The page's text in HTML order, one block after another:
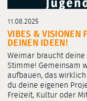
11.08.2025
VIBES & VISIONEN
DEINEN IDEEN!
Weimar braucht
Stimme! Gemeinsam
aufbauen, das
du deine eigenen
Freizeit, Kultur oder